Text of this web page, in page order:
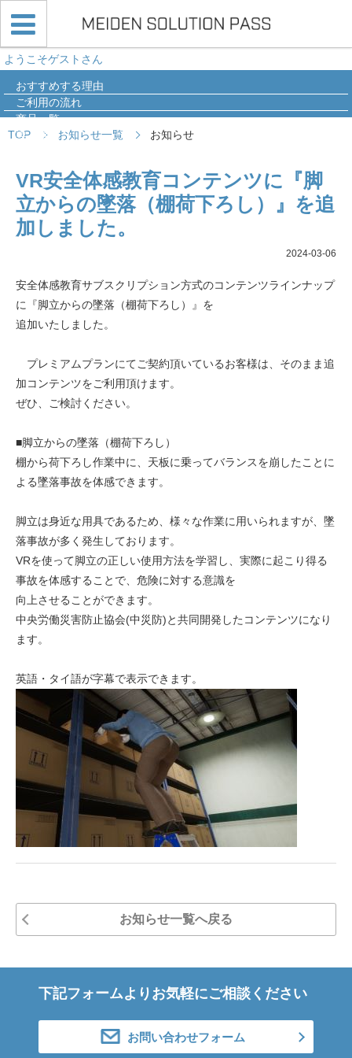
ようこそゲストさん
おすすめする理由
ご利用の流れ
商品一覧
導入事例
TOP お知らせ一覧 お知らせ
VR安全体感教育コンテンツに『脚
立からの墜落（棚荷下ろし）』を追
加しました。
2024-03-06
安全体感教育サブスクリプション方式のコンテンツラインナップ
に『脚立からの墜落（棚荷下ろし）』を
追加いたしました。
プレミアムプランにてご契約頂いているお客様は、そのまま追
加コンテンツをご利用頂けます。
ぜひ、ご検討ください。
■脚立からの墜落（棚荷下ろし）
棚から荷下ろし作業中に、天板に乗ってバランスを崩したことに
よる墜落事故を体感できます。
脚立は身近な用具であるため、様々な作業に用いられますが、墜
落事故が多く発生しております。
VRを使って脚立の正しい使用方法を学習し、実際に起こり得る
事故を体感することで、危険に対する意識を
向上させることができます。
中央労働災害防止協会(中災防)と共同開発したコンテンツになり
ます。
英語・タイ語が字幕で表示できます。
お知らせ一覧へ戻る
下記フォームよりお気軽にご相談ください
お問い合わせフォーム